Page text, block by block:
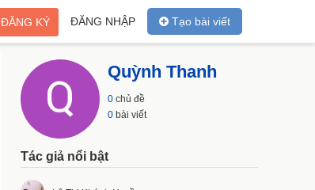
Tạo bài viết
ĐĂNG NHẬP
ĐĂNG KÝ
Quỳnh Thanh
0 chủ đề
0 bài viết
Tác giả nổi bật